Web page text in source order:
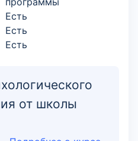
Есть
Есть
Есть
от школы